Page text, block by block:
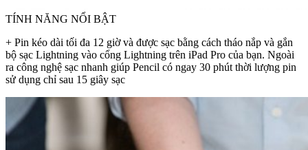
TÍNH NĂNG NỔI BẬT
+ Pin kéo dài tối đa 12 giờ và được sạc bằng cách tháo nắp và gắn
bộ sạc Lightning vào cổng Lightning trên iPad Pro của bạn. Ngoài
ra công nghệ sạc nhanh giúp Pencil có ngay 30 phút thời lượng pin
sử dụng chỉ sau 15 giây sạc